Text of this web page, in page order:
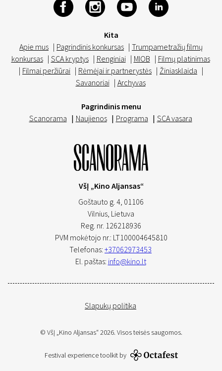
Kita
Apie mus | Pagrindinis konkursas | Trumpametražių filmų
konkursas | SCA kryptys | Renginiai | MIOB | Filmų platinimas
| Filmai peržiūrai | Rėmėjai ir partnerystės | Žiniasklaida |
Savanoriai | Archyvas
Pagrindinis menu
Scanorama | Naujienos | Programa | SCA vasara
VšĮ „Kino Aljansas“
Goštauto g. 4, 01106
Vilnius, Lietuva
Reg. nr. 126218936
PVM mokėtojo nr.: LT100004645810
Telefonas: +37062973453
El. paštas: info@kino.lt
Slapukų politika
© VšĮ „Kino Aljansas“ 2026. Visos teisės saugomos.
Festival experience toolkit by